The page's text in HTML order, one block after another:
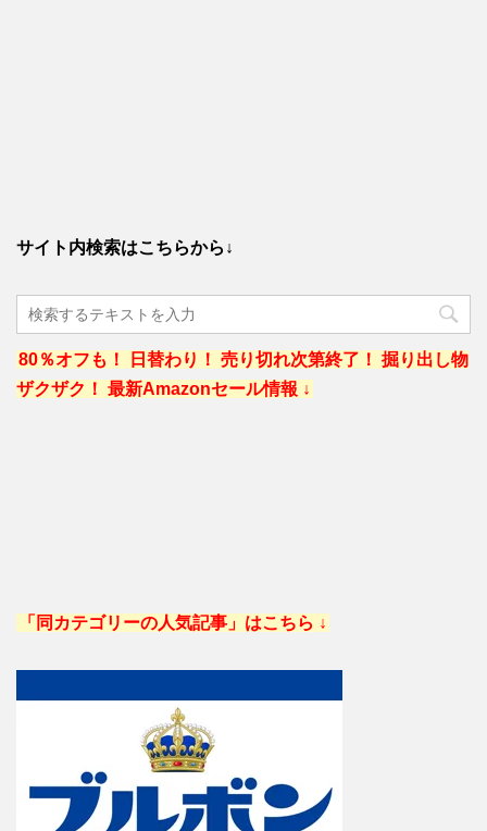
サイト内検索はこちらから↓
80％オフも！ 日替わり！ 売り切れ次第終了！ 掘り出し物
ザクザク！ 最新Amazonセール情報 ↓
「同カテゴリーの人気記事」はこちら ↓